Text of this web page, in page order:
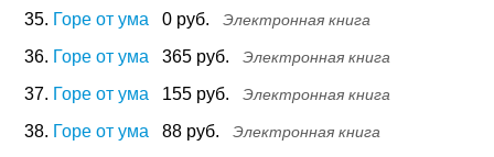
35. Горе от ума 0 руб. Электронная книга
36. Горе от ума 365 руб. Электронная книга
37. Горе от ума 155 руб. Электронная книга
38. Горе от ума 88 руб. Электронная книга